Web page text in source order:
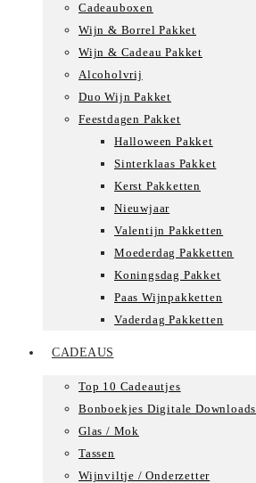
Cadeauboxen
Wijn & Borrel Pakket
Wijn & Cadeau Pakket
Alcoholvrij
Duo Wijn Pakket
Feestdagen Pakket
Halloween Pakket
Sinterklaas Pakket
Kerst Pakketten
Nieuwjaar
Valentijn Pakketten
Moederdag Pakketten
Koningsdag Pakket
Paas Wijnpakketten
Vaderdag Pakketten
CADEAUS
Top 10 Cadeautjes
Bonboekjes Digitale Downloads
Glas / Mok
Tassen
Wijnviltje / Onderzetter